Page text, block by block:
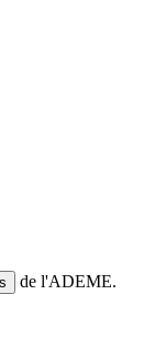
de l'ADEME.